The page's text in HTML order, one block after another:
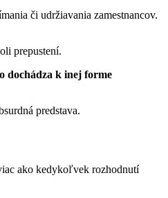
či udržiavania zamestnancov.
prepustení.
dochádza k inej forme
predstava.
ako kedykoľvek rozhodnutí